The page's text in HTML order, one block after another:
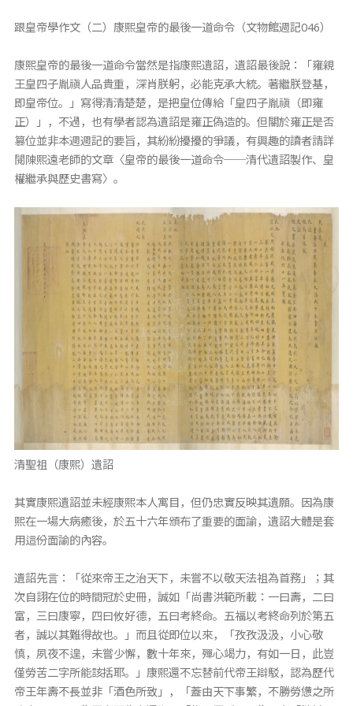
跟皇帝學作文（二）康熙皇帝的最後一道命令（文物館週記046）
康熙皇帝的最後一道命令當然是指康熙遺詔，遺詔最後說：「雍親
王皇四子胤禛人品貴重，深肖朕躬，必能克承大統。著繼朕登基，
即皇帝位。」寫得清清楚楚，是把皇位傳給「皇四子胤禛（即雍
正）」，不過，也有學者認為遺詔是雍正偽造的。但關於雍正是否
篡位並非本週週記的要旨，其紛紛擾擾的爭議，有興趣的讀者請詳
閱陳熙遠老師的文章〈皇帝的最後一道命令──清代遺詔製作、皇
權繼承與歷史書寫〉。
清聖祖（康熙）遺詔
其實康熙遺詔並未經康熙本人寓目，但仍忠實反映其遺願。因為康
熙在一場大病癒後，於五十六年頒布了重要的面諭，遺詔大體是套
用這份面諭的內容。
遺詔先言：「從來帝王之治天下，未嘗不以敬天法祖為首務」；其
次自詡在位的時間冠於史冊，誠如「尚書洪範所載：一曰壽，二曰
富，三曰康寧，四曰攸好德，五曰考終命。五福以考終命列於第五
者，誠以其難得故也。」而且從即位以來，「孜孜汲汲，小心敬
慎，夙夜不遑，未嘗少懈，數十年來，殫心竭力，有如一日，此豈
僅勞苦二字所能該括耶。」康熙還不忘替前代帝王辯駁，認為歷代
帝王年壽不長並非「酒色所致」，「蓋由天下事繁，不勝勞憊之所